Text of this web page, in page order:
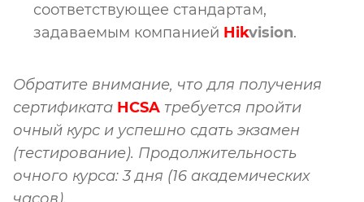
соответствующее стандартам,
задаваемым компанией Hikvision.
Обратите внимание, что для получения
сертификата HCSA требуется пройти
очный курс и успешно сдать экзамен
(тестирование). Продолжительность
очного курса: 3 дня (16 академических